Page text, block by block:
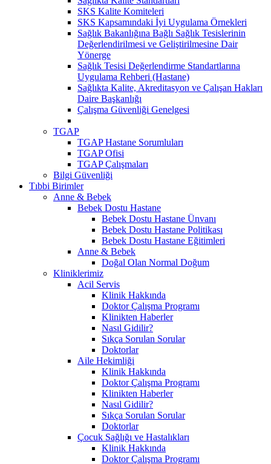
SKS Kalite Komiteleri
SKS Kapsamındaki İyi Uygulama Örnekleri
Sağlık Bakanlığına Bağlı Sağlık Tesislerinin
Değerlendirilmesi ve Geliştirilmesine Dair
Yönerge
Sağlık Tesisi Değerlendirme Standartlarına
Uygulama Rehberi (Hastane)
Sağlıkta Kalite, Akreditasyon ve Çalışan Hakları
Daire Başkanlığı
Çalışma Güvenliği Genelgesi
TGAP
TGAP Hastane Sorumluları
TGAP Ofisi
TGAP Çalışmaları
Bilgi Güvenliği
Tıbbi Birimler
Anne & Bebek
Bebek Dostu Hastane
Bebek Dostu Hastane Ünvanı
Bebek Dostu Hastane Politikası
Bebek Dostu Hastane Eğitimleri
Anne & Bebek
Doğal Olan Normal Doğum
Kliniklerimiz
Acil Servis
Klinik Hakkında
Doktor Çalışma Programı
Klinikten Haberler
Nasıl Gidilir?
Sıkça Sorulan Sorular
Doktorlar
Aile Hekimliği
Klinik Hakkında
Doktor Çalışma Programı
Klinikten Haberler
Nasıl Gidilir?
Sıkça Sorulan Sorular
Doktorlar
Çocuk Sağlığı ve Hastalıkları
Klinik Hakkında
Doktor Çalışma Programı